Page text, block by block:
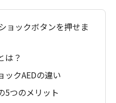
ョックボタンを押せま
は？
ックAEDの違い
5つのメリット